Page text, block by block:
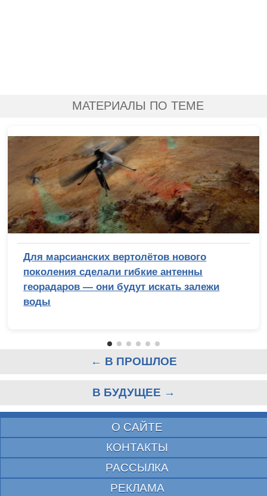
МАТЕРИАЛЫ ПО ТЕМЕ
Для марсианских вертолётов нового
поколения сделали гибкие антенны
георадаров — они будут искать залежи
воды
← В ПРОШЛОЕ
В БУДУЩЕЕ →
О САЙТЕ
КОНТАКТЫ
РАССЫЛКА
РЕКЛАМА